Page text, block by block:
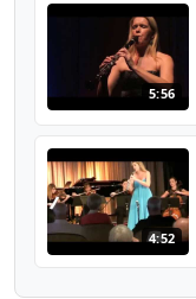
5:56
4:52